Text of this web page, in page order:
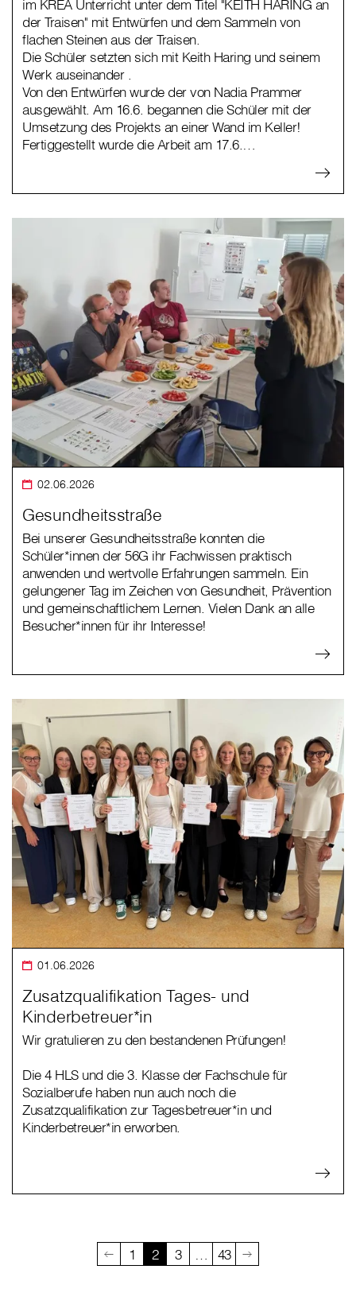
im KREA Unterricht unter dem Titel "KEITH HARING an
der Traisen" mit Entwürfen und dem Sammeln von
flachen Steinen aus der Traisen.
Die Schüler setzten sich mit Keith Haring und seinem
Werk auseinander .
Von den Entwürfen wurde der von Nadia Prammer
ausgewählt. Am 16.6. begannen die Schüler mit der
Umsetzung des Projekts an einer Wand im Keller!
Fertiggestellt wurde die Arbeit am 17.6.…
02.06.2026
Gesundheitsstraße
Bei unserer Gesundheitsstraße konnten die
Schüler*innen der 56G ihr Fachwissen praktisch
anwenden und wertvolle Erfahrungen sammeln. Ein
gelungener Tag im Zeichen von Gesundheit, Prävention
und gemeinschaftlichem Lernen. Vielen Dank an alle
Besucher*innen für ihr Interesse!
01.06.2026
Zusatzqualifikation Tages- und
Kinderbetreuer*in
Wir gratulieren zu den bestandenen Prüfungen!
Die 4 HLS und die 3. Klasse der Fachschule für
Sozialberufe haben nun auch noch die
Zusatzqualifikation zur Tagesbetreuer*in und
Kinderbetreuer*in erworben.
1 2 3 43